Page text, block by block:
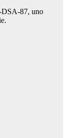
DSA-87, uno